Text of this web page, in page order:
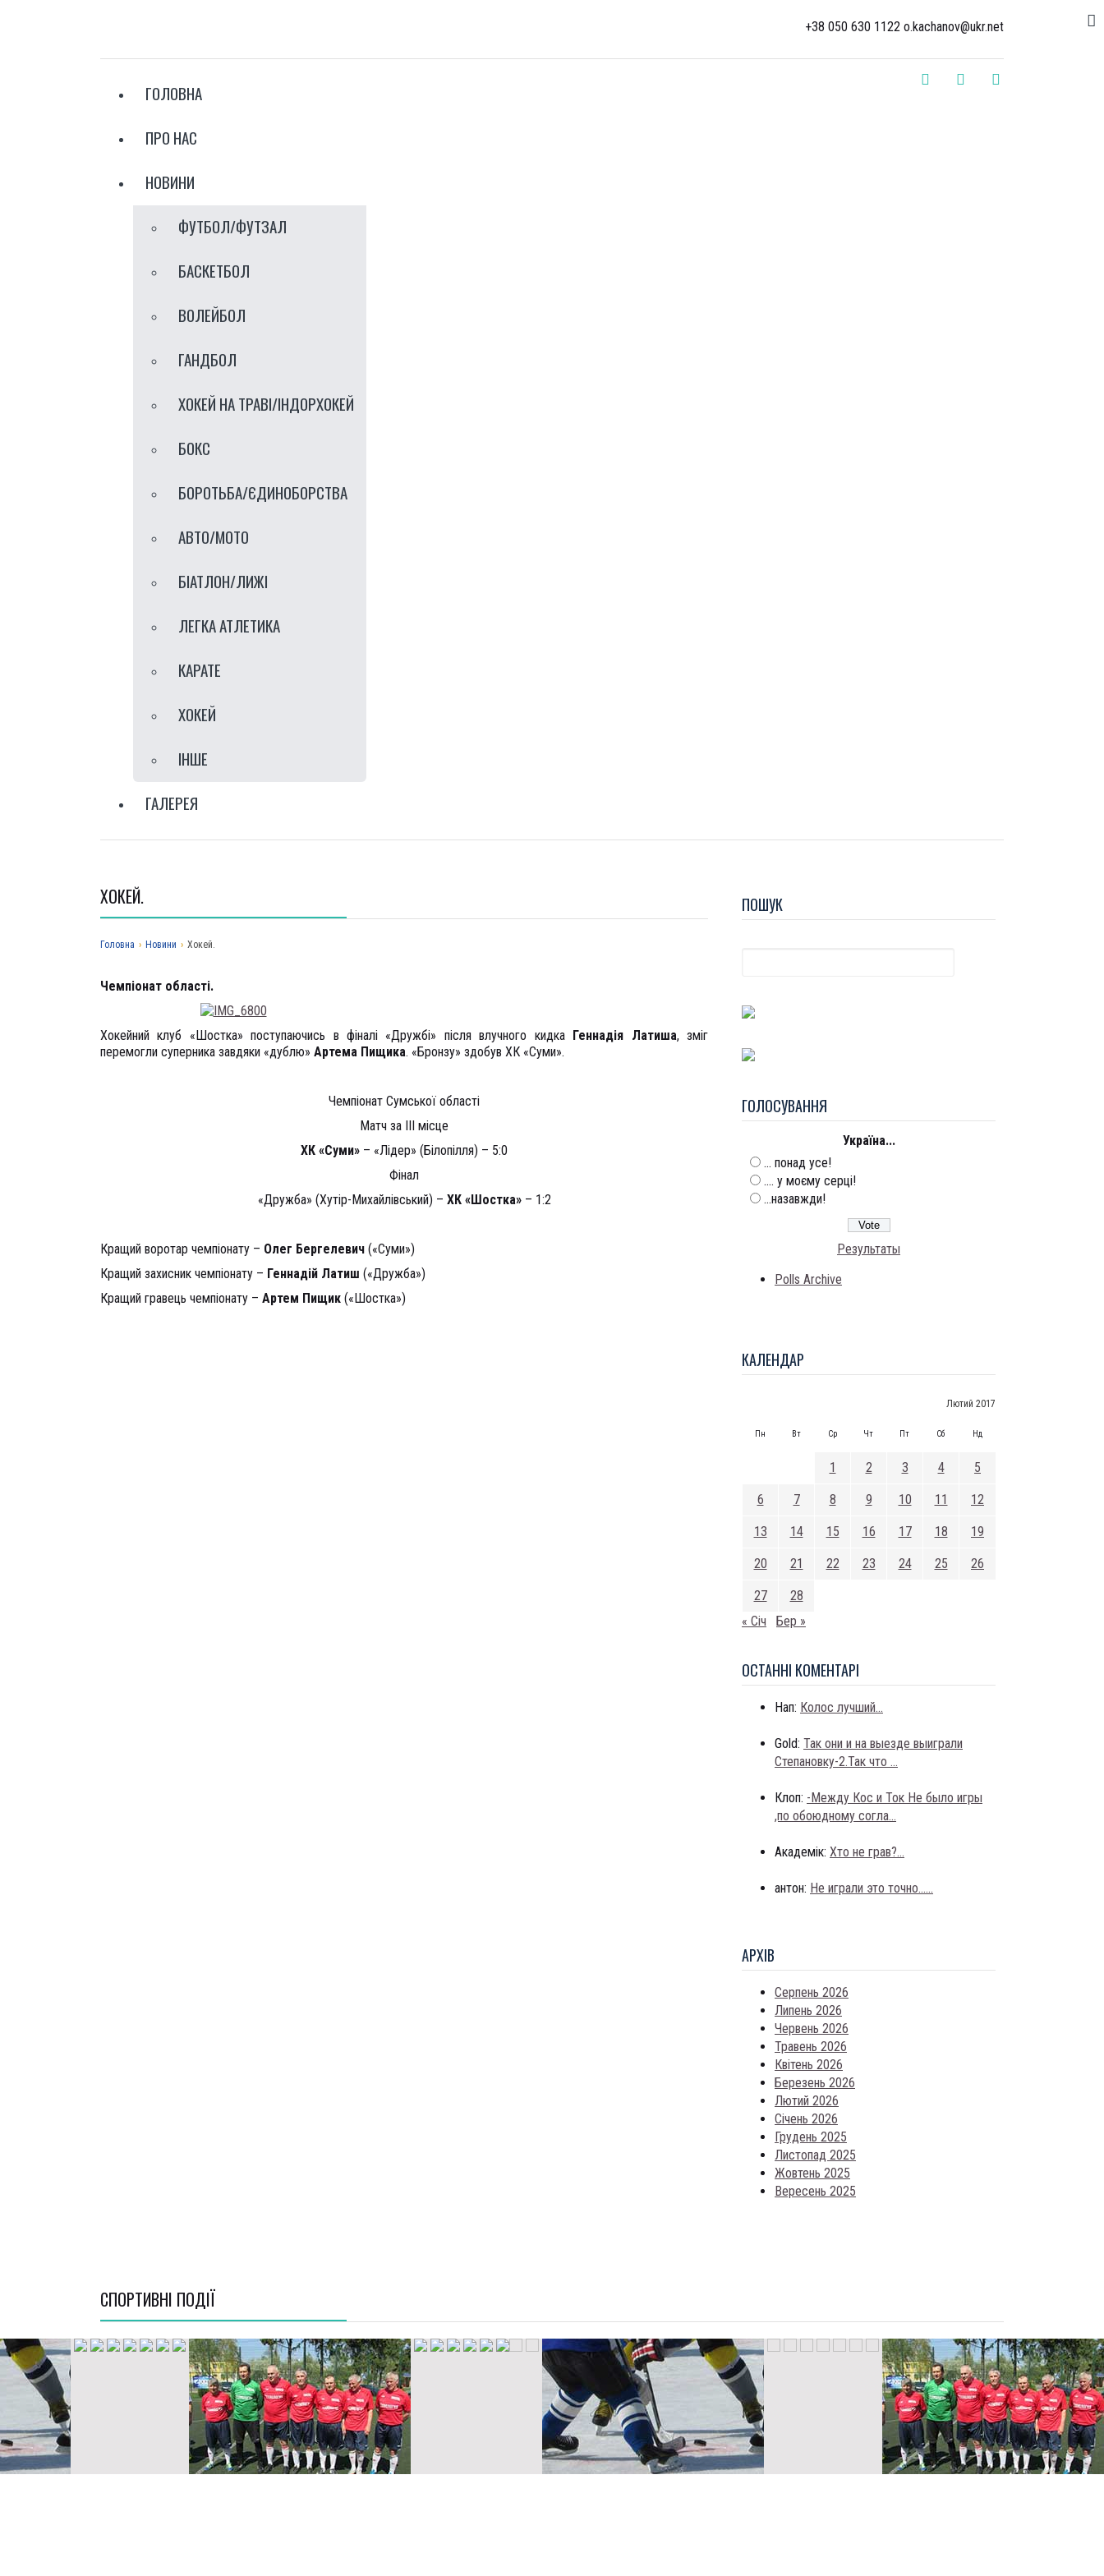
+38 050 630 1122 o.kachanov@ukr.net
ГОЛОВНА
ПРО НАС
НОВИНИ
ФУТБОЛ/ФУТЗАЛ
БАСКЕТБОЛ
ВОЛЕЙБОЛ
ГАНДБОЛ
ХОКЕЙ НА ТРАВI/IНДОРХОКЕЙ
БОКС
БОРОТЬБА/ЄДИНОБОРСТВА
АВТО/МОТО
БІАТЛОН/ЛИЖІ
ЛЕГКА АТЛЕТИКА
КАРАТЕ
ХОКЕЙ
IНШЕ
ГАЛЕРЕЯ
ПОШУК
ГОЛОСУВАННЯ
Україна...
... понад усе!
.... у моєму серці!
...назавжди!
Результаты
Polls Archive
КАЛЕНДАР
Лютий 2017
Пн Вт Ср Чт Пт Сб Нд
1 2 3 4 5
6 7 8 9 10 11 12
13 14 15 16 17 18 19
20 21 22 23 24 25 26
27
28
« Січ
Бер »
ОСТАННI КОМЕНТАРI
Нап: Колос лучший...
Gold: Так они и на выезде выиграли
Степановку-2.Так что ...
Клоп: -Между Кос и Ток Не было игры
,по обоюдному согла...
Академік: Хто не грав?...
антон: Не играли это точно......
АРХIВ
Серпень 2026
Липень 2026
Червень 2026
Травень 2026
Квітень 2026
Березень 2026
Лютий 2026
Січень 2026
Грудень 2025
Листопад 2025
Жовтень 2025
Вересень 2025
ХОКЕЙ.
Головна › Новини › Хокей.
Чемпіонат області.
Хокейний клуб «Шостка» поступаючись в фіналі «Дружбі» після влучного кидка Геннадія Латиша, зміг
перемогли суперника завдяки «дублю» Артема Пищика. «Бронзу» здобув ХК «Суми».
Чемпіонат Сумської області
Матч за ІІІ місце
ХК «Суми» – «Лідер» (Білопілля) – 5:0
Фінал
«Дружба» (Хутір-Михайлівський) – ХК «Шостка»– 1:2
Кращий воротар чемпіонату – Олег Бергелевич («Суми»)
Кращий захисник чемпіонату – Геннадій Латиш («Дружба»)
Кращий гравець чемпіонату – Артем Пищик («Шостка»)
СПОРТИВНI ПОДІЇ